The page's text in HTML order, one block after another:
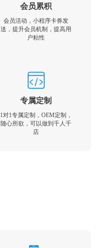
会员累积
会员活动，小程序卡券发
送，提升会员机制，提高用
户粘性
专属定制
1对1专属定制，OEM定制，
随心所欲，可以做到千人千
店